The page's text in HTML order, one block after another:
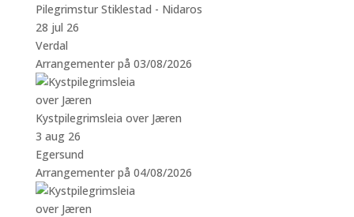
Pilegrimstur Stiklestad - Nidaros
28 jul 26
Verdal
Arrangementer på 03/08/2026
Kystpilegrimsleia over Jæren
3 aug 26
Egersund
Arrangementer på 04/08/2026